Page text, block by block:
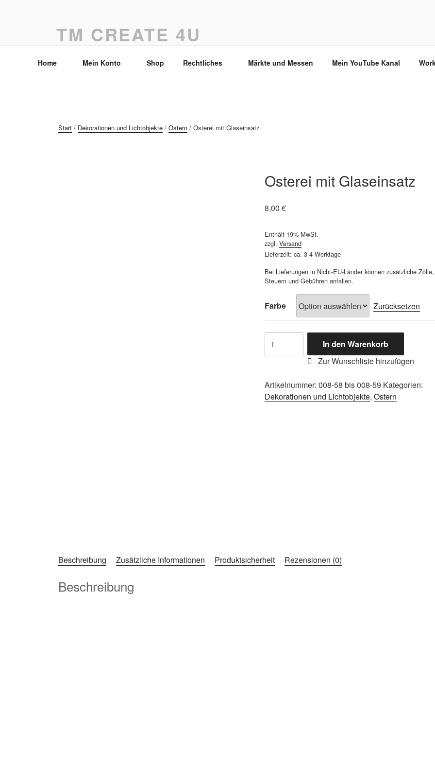
TM CREATE 4U
Home Mein Konto Shop Rechtliches Märkte und Messen Mein YouTube Kanal
Start / Dekorationen und Lichtobjekte / Ostern / Osterei mit Glaseinsatz
Osterei mit Glaseinsatz
8,00 €
Enthält 19% MwSt.
zzgl. Versand
Lieferzeit: ca. 3-4 Werktage
Bei Lieferungen in Nicht-EU-Länder können zusätzliche Zölle,
Steuern und Gebühren anfallen.
Farbe Zurücksetzen
mit
In den Warenkorb
Artikelnummer: 008-58 bis 008-59 Kategorien:
Dekorationen und Lichtobjekte, Ostern
Beschreibung Zusätzliche Informationen Produktsicherheit Rezensionen (0)
Beschreibung